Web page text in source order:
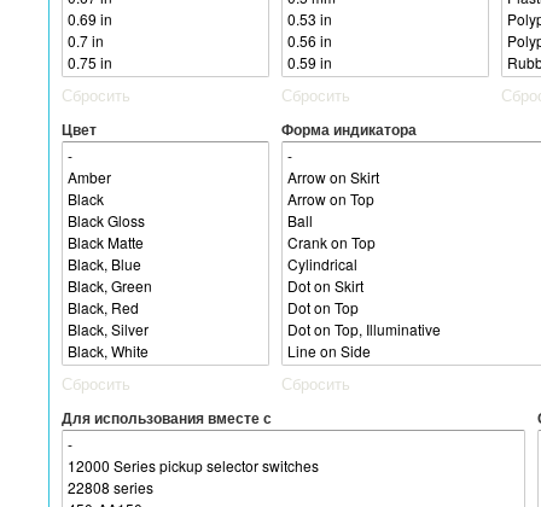
Сбросить Сбросить
Цвет
Сбросить
Форма индикатора
Сбросить
Для использования вместе с